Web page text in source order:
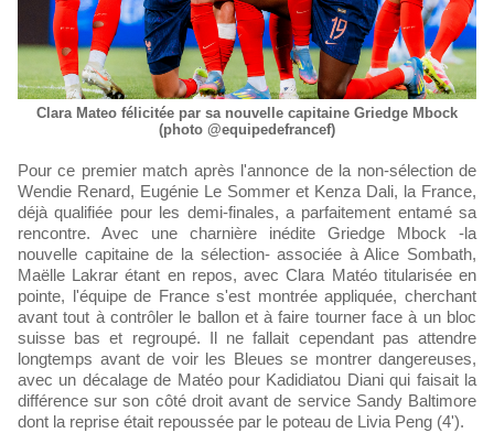
Clara Mateo félicitée par sa nouvelle capitaine Griedge Mbock
(photo @equipedefrancef)
Pour ce premier match après l'annonce de la non-sélection de
Wendie Renard, Eugénie Le Sommer et Kenza Dali, la France,
déjà qualifiée pour les demi-finales, a parfaitement entamé sa
rencontre. Avec une charnière inédite Griedge Mbock -la
nouvelle capitaine de la sélection- associée à Alice Sombath,
Maëlle Lakrar étant en repos, avec Clara Matéo titularisée en
pointe, l'équipe de France s'est montrée appliquée, cherchant
avant tout à contrôler le ballon et à faire tourner face à un bloc
suisse bas et regroupé. Il ne fallait cependant pas attendre
longtemps avant de voir les Bleues se montrer dangereuses,
avec un décalage de Matéo pour Kadidiatou Diani qui faisait la
différence sur son côté droit avant de service Sandy Baltimore
dont la reprise était repoussée par le poteau de Livia Peng (4').